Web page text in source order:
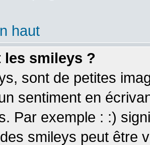
haut
les smileys ?
sont de petites
sentiment en
Par exemple : :)
smileys peut être